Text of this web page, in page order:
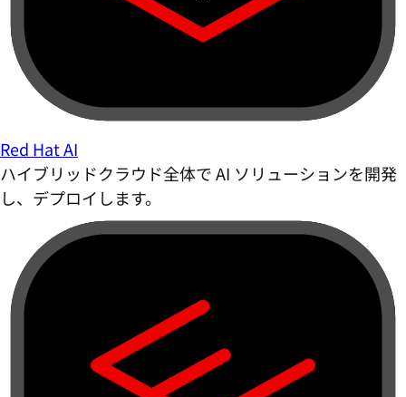
Red Hat AI
ハイブリッドクラウド全体で AI ソリューションを開発
し、デプロイします。